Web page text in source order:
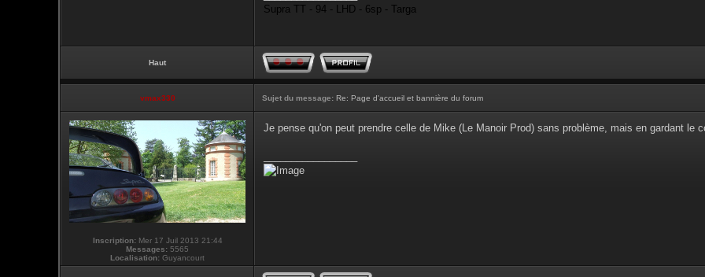
Supra TT - 94 - LHD - 6sp - Targa
Haut
vmax330 Sujet du message: Re: Page d'accueil et bannière du forum
Inscription:Mer 17 Juil 2013 21:44
Messages: 5565
Localisation: Guyancourt
Je pense qu'on peut prendre celle de Mike (Le Manoir Prod) sans problème, mais en gardant le